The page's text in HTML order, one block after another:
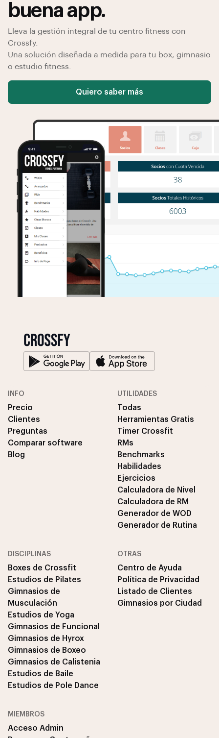
buena app.
Lleva la gestión integral de tu centro fitness con
Crossfy.
Una solución diseñada a medida para tu box, gimnasio
o estudio fitness.
Quiero saber más
INFO
Precio
Clientes
Preguntas
Comparar software
Blog
UTILIDADES
Todas
Herramientas Gratis
Timer Crossfit
RMs
Benchmarks
Habilidades
Ejercicios
Calculadora de Nivel
Calculadora de RM
Generador de WOD
Generador de Rutina
DISCIPLINAS
Boxes de Crossfit
Estudios de Pilates
Gimnasios de
Musculación
Estudios de Yoga
Gimnasios de Funcional
Gimnasios de Hyrox
Gimnasios de Boxeo
Gimnasios de Calistenia
Estudios de Baile
Estudios de Pole Dance
OTRAS
Centro de Ayuda
Política de Privacidad
Listado de Clientes
Gimnasios por Ciudad
MIEMBROS
Acceso Admin